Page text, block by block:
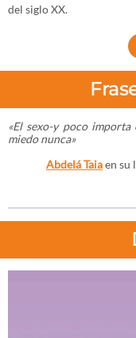
del siglo XX.
«El sexo-y poco
miedo nunca»
Abdelá Taiaen su